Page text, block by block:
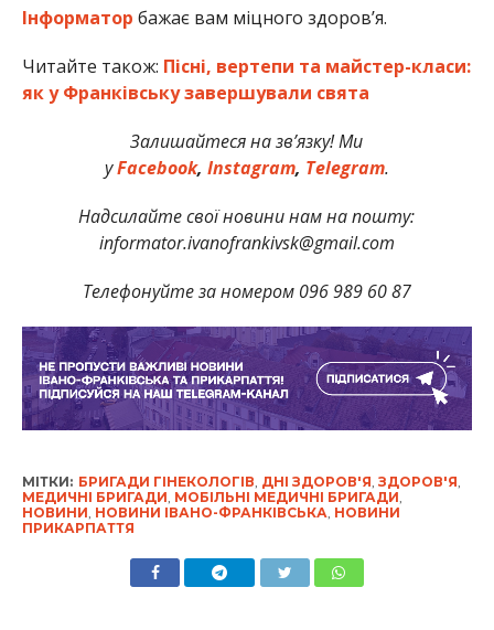
Інформатор бажає вам міцного здоров’я.
Читайте також: Пісні, вертепи та майстер-класи:
як у Франківську завершували свята
Залишайтеся на зв’язку! Ми
уFacebook, Instagram, Telegram.
Надсилайте свої новини нам на пошту:
informator.ivanofrankivsk@gmail.com
Телефонуйте за номером 096 989 60 87
МІТКИ: БРИГАДИ ГІНЕКОЛОГІВ ДНІ ЗДОРОВ'Я ЗДОРОВ'Я
МЕДИЧНІ БРИГАДИ МОБІЛЬНІ МЕДИЧНІ БРИГАДИ
НОВИНИ НОВИНИ ІВАНО-ФРАНКІВСЬКА НОВИНИ
ПРИКАРПАТТЯ